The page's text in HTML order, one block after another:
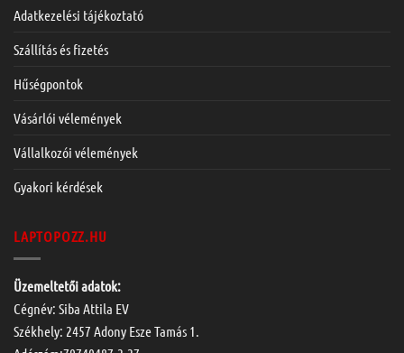
Adatkezelési tájékoztató
Szállítás és fizetés
Hűségpontok
Vásárlói vélemények
Vállalkozói vélemények
Gyakori kérdések
LAPTOPOZZ.HU
Üzemeltetői adatok:
Cégnév: Siba Attila EV
Székhely: 2457 Adony Esze Tamás 1.